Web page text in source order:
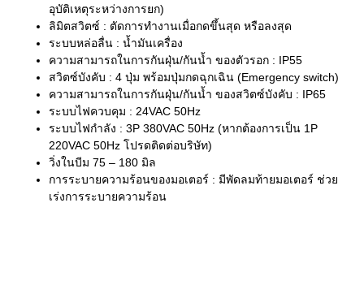
อุบัติเหตุระหว่างการยก)
ลิมิตสวิตซ์ : ตัดการทำงานเมื่อกดขึ้นสุด หรือลงสุด
ระบบหล่อลื่น : น้ำมันเครื่อง
ความสามารถในการกันฝุ่น/กันน้ำ ของตัวรอก : IP55
สวิตซ์บังคับ : 4 ปุ่ม พร้อมปุ่มกดฉุกเฉิน (Emergency switch)
ความสามารถในการกันฝุ่น/กันน้ำ ของสวิตซ์บังคับ : IP65
ระบบไฟควบคุม : 24VAC 50Hz
ระบบไฟกำลัง : 3P 380VAC 50Hz (หากต้องการเป็น 1P
220VAC 50Hz โปรดติดต่อบริษัท)
วิ่งในบีม 75 – 180 มิล
การระบายความร้อนของมอเตอร์ : มีพัดลมท้ายมอเตอร์ ช่วย
เร่งการระบายความร้อน